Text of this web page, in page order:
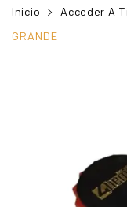
MI CUENTA
NOSOTROS
Inicio Acceder A
GRANDE